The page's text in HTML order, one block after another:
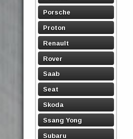
Porsche
Proton
Renault
Rover
Saab
Seat
Skoda
Ssang Yong
Subaru